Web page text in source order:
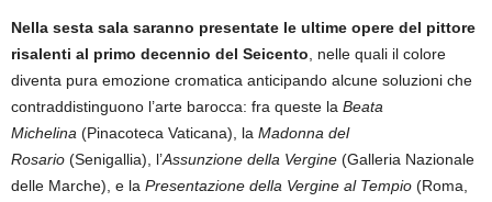
Nella sesta sala saranno presentate le ultime opere del pittore
risalenti al primo decennio del Seicento , nelle quali il colore
diventa pura emozione cromatica anticipando alcune soluzioni che
contraddistinguono l’arte barocca: fra queste la Beata
Michelina (Pinacoteca Vaticana), la Madonna del
Rosario (Senigallia), l’Assunzione della Vergine (Galleria Nazionale
delle Marche), e la Presentazione della Vergine al Tempio (Roma,